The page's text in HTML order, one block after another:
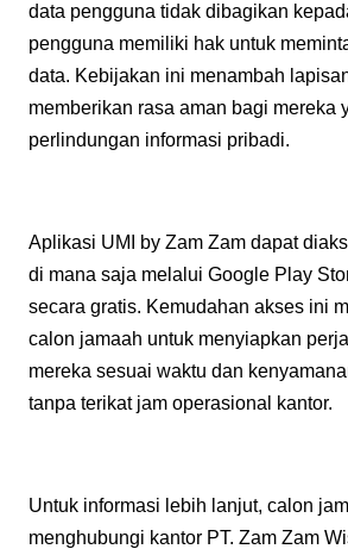
data pengguna tidak dibagikan
pengguna memiliki hak untuk
data. Kebijakan ini menambah
memberikan rasa aman bagi mereka
perlindungan informasi pribadi.
Aplikasi UMI by Zam Zam dapat
di mana saja melalui Google Play
secara gratis. Kemudahan akses ini
calon jamaah untuk menyiapkan
mereka sesuai waktu dan
tanpa terikat jam operasional kantor.
Untuk informasi lebih lanjut, calon
menghubungi kantor PT. Zam Zam